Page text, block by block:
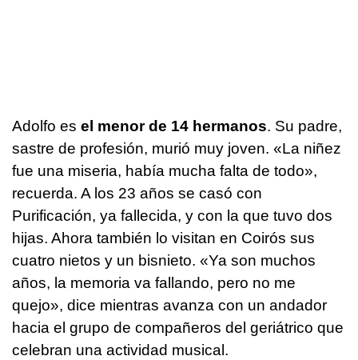
Adolfo es el menor de 14 hermanos. Su padre,
sastre de profesión, murió muy joven. «La niñez
fue una miseria, había mucha falta de todo»,
recuerda. A los 23 años se casó con
Purificación, ya fallecida, y con la que tuvo dos
hijas. Ahora también lo visitan en Coirós sus
cuatro nietos y un bisnieto. «Ya son muchos
años, la memoria va fallando, pero no me
quejo», dice mientras avanza con un andador
hacia el grupo de compañeros del geriátrico que
celebran una actividad musical.